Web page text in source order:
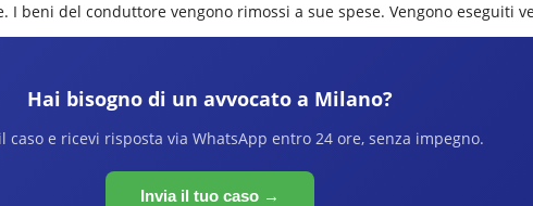
beni del conduttore vengono rimossi a sue spese. Vengono eseguiti
Hai bisogno di un avvocato a Milano?
caso e ricevi risposta via WhatsApp entro 24 ore, senza impegno.
Invia il tuo caso →